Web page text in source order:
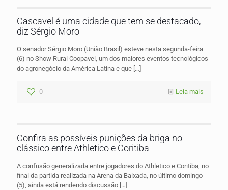
Cascavel é uma cidade que tem se destacado,
diz Sérgio Moro
O senador Sérgio Moro (União Brasil) esteve nesta segunda-feira
(6) no Show Rural Coopavel, um dos maiores eventos tecnológicos
do agronegócio da América Latina e que […]
0 Leia mais
Confira as possíveis punições da briga no
clássico entre Athletico e Coritiba
A confusão generalizada entre jogadores do Athletico e Coritiba, no
final da partida realizada na Arena da Baixada, no último domingo
(5), ainda está rendendo discussão […]